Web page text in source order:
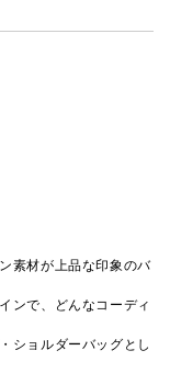
素材が上品な印象のバ
ンで、どんなコーディ
ショルダーバッグとし